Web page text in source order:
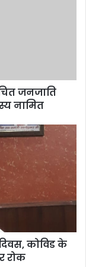
जनजाति
नामित
कोविड के
रोक